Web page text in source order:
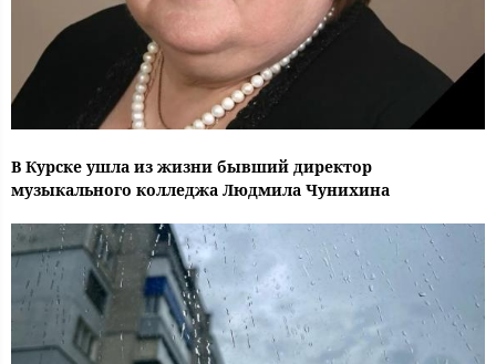
В Курске ушла из жизни бывший директор
музыкального колледжа Людмила Чунихина